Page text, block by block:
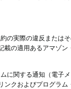
の実際の違反または
載の適用あるアマゾン
に関する通知（電子
ンクおよびプログラ